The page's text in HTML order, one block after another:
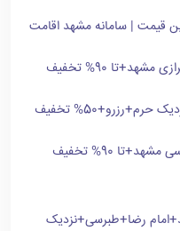
قیمت | سامانه مشهد اقامت
90% تخفیف
تخفیف
90% تخفیف
رضا+طبرسی+نزدیک